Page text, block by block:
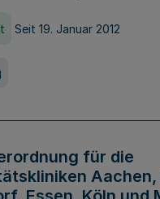
Seit 19. Januar 2012
für die
Aachen,